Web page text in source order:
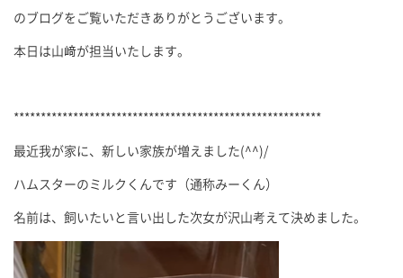
のブログをご覧いただきありがとうございます。
本日は山﨑が担当いたします。
*********************************************************
最近我が家に、新しい家族が増えました(^^)/
ハムスターのミルクくんです（通称みーくん）
名前は、飼いたいと言い出した次女が沢山考えて決めました。